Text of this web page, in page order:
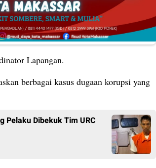
Lapangan.
berbagai kasus dugaan korupsi yang
Pelaku Dibekuk Tim URC